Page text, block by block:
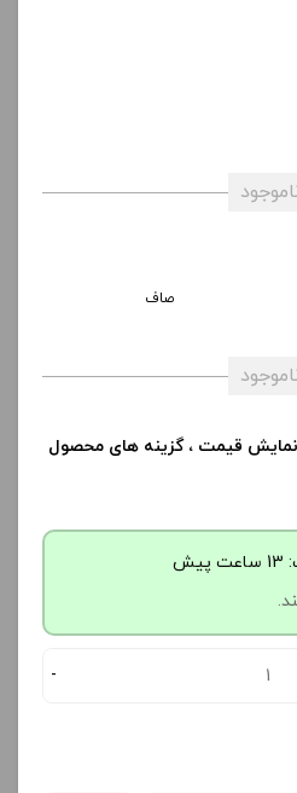
صاف
قیمت ، گزینه های محصول
-